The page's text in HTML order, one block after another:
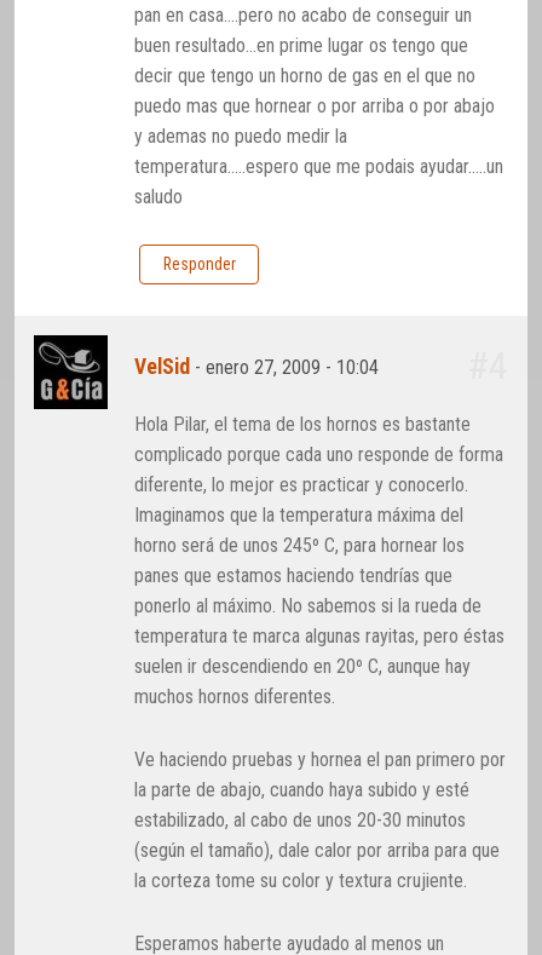
pan en casa….pero no acabo de conseguir un
buen resultado…en prime lugar os tengo que
decir que tengo un horno de gas en el que no
puedo mas que hornear o por arriba o por abajo
y ademas no puedo medir la
temperatura…..espero que me podais ayudar…..un
saludo
Responder
VelSid -enero 27, 2009 - 10:04
Hola Pilar, el tema de los hornos es bastante
complicado porque cada uno responde de forma
diferente, lo mejor es practicar y conocerlo.
Imaginamos que la temperatura máxima del
horno será de unos 245º C, para hornear los
panes que estamos haciendo tendrías que
ponerlo al máximo. No sabemos si la rueda de
temperatura te marca algunas rayitas, pero éstas
suelen ir descendiendo en 20º C, aunque hay
muchos hornos diferentes.
Ve haciendo pruebas y hornea el pan primero por
la parte de abajo, cuando haya subido y esté
estabilizado, al cabo de unos 20-30 minutos
(según el tamaño), dale calor por arriba para que
la corteza tome su color y textura crujiente.
Esperamos haberte ayudado al menos un